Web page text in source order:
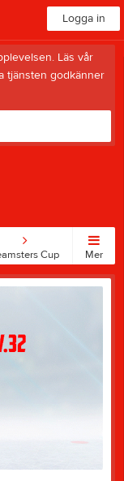
Logga in
Läs vår
tjänsten godkänner
Cup Mer